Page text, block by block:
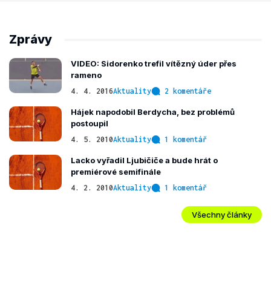
Zprávy
VIDEO: Sidorenko trefil vítězný úder přes
rameno
4. 4. 2016Aktuality 2 komentáře
Hájek napodobil Berdycha, bez problémů
postoupil
4. 5. 2010Aktuality 1 komentář
Lacko vyřadil Ljubičiče a bude hrát o
premiérové semifinále
4. 2. 2010Aktuality 1 komentář
Všechny články